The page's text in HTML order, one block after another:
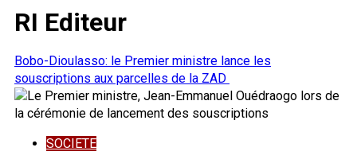
RI Editeur
Bobo-Dioulasso: le Premier ministre lance les
souscriptions aux parcelles de la ZAD
SOCIETE